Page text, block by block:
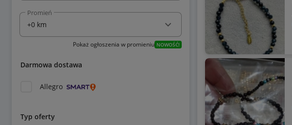
Promień
Pokaż ogłoszenia w promieniu NOWOŚĆ!
Darmowa dostawa
Allegro
Typ oferty